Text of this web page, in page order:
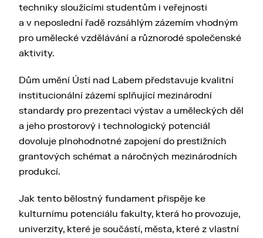
techniky sloužícími studentům i veřejnosti
a v neposlední řadě rozsáhlým zázemím vhodným
pro umělecké vzdělávání a různorodé společenské
aktivity.
Dům umění Ústí nad Labem představuje kvalitní
institucionální zázemí splňující mezinárodní
standardy pro prezentaci výstav a uměleckých děl
a jeho prostorový i technologický potenciál
dovoluje plnohodnotné zapojení do prestižních
grantových schémat a náročných mezinárodních
produkcí.
Jak tento bělostný fundament přispěje ke
kulturnímu potenciálu fakulty, která ho provozuje,
univerzity, které je součástí, města, které z vlastní